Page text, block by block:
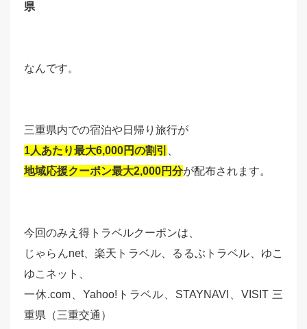
県
なんです。
三重県内での宿泊や日帰り旅行が
1人あたり最大6,000円の割引
地域応援クーポン最大2,000円分が配布されます。
今回のみえ得トラベルクーポンは、
じゃらんnet、楽天トラベル、るるぶトラベル、ゆこ
ゆこネット、
一休.com、Yahoo!トラベル、STAYNAVI、VISIT 三
重県（三重交通）